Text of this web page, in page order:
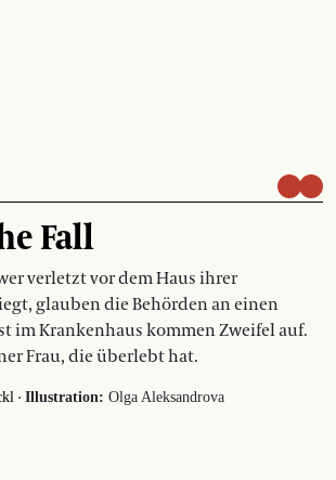
Fall
verletzt vor dem Haus ihrer
glauben die Behörden an einen
im Krankenhaus kommen Zweifel auf.
Frau, die überlebt hat.
· Illustration: Olga Aleksandrova